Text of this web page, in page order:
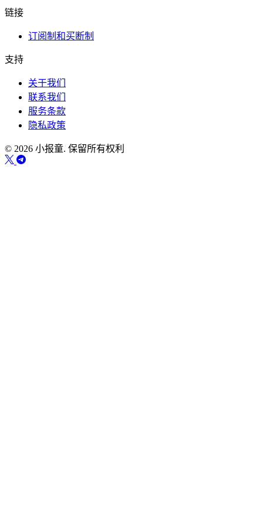
链接
订阅制和买断制
支持
关于我们
联系我们
服务条款
隐私政策
© 2026 小报童. 保留所有权利